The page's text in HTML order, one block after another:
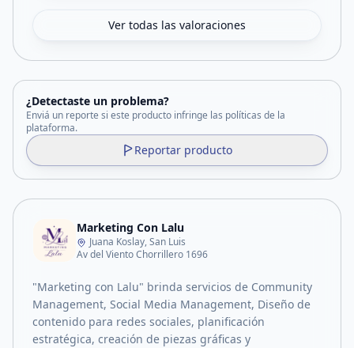
Ver todas las valoraciones
¿Detectaste un problema?
Enviá un reporte si este producto infringe las políticas de la
plataforma.
Reportar producto
Marketing Con Lalu
Juana Koslay, San Luis
Av del Viento Chorrillero 1696
"Marketing con Lalu" brinda servicios de Community
Management, Social Media Management, Diseño de
contenido para redes sociales, planificación
estratégica, creación de piezas gráficas y